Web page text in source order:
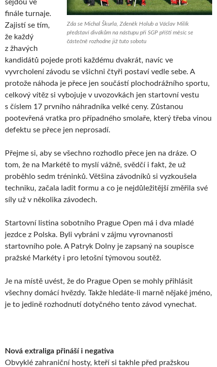
Zda se Michal Škurla, Zdeněk Holub a Václav Milík
představí divákům na nástupu při SGP příští měsíc se
částečně rozhodne již tuto sobotu
sejdou ve
finále turnaje.
Zajistí se tím,
že každý
z žhavých
kandidátů pojede proti každému dvakrát, navíc ve
vyvrcholení závodu se všichni čtyři postaví vedle sebe. A
protože náhoda je přece jen součástí plochodrážního sportu,
celkový vítěz si vybojuje v uvozovkách jen startovní vestu
s číslem 17 prvního náhradníka velké ceny. Zůstanou
pootevřená vratka pro případného smolaře, který třeba vinou
defektu se přece jen neprosadí.
Přejme si, aby se všechno rozhodlo přece jen na dráze. O
tom, že na Markétě to myslí vážně, svědčí i fakt, že už
proběhlo sedm tréninků. Většina závodníků si vyzkoušela
techniku, začala ladit formu a co je nejdůležitější změřila své
síly už v několika závodech.
Startovní listina sobotního Prague Open má i dva mladé
jezdce z Polska. Byli vybráni v zájmu vyrovnanosti
startovního pole. A Patryk Dolny je zapsaný na soupisce
pražské Markéty i pro letošní týmovou soutěž.
Je na místě uvést, že do Prague Open se mohly přihlásit
všechny domácí hvězdy. Takže hledáte-li marně nějaké jméno,
je to jedině rozhodnutí dotyčného tento závod vynechat.
Nová extraliga přináší i negativa
Obvyklé zahraniční hosty, kteří si takhle před pražskou